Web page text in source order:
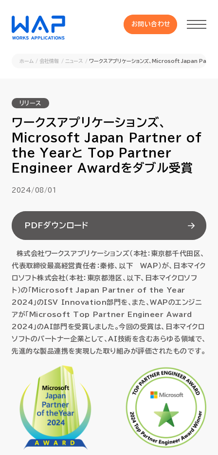
お問い合わせ
HUE 機能一覧
サービス
OXYGラインナップ
セミナー
お役立ち情報
会社情報
EN
ホーム 会社情報 ニュース ワークスアプリケーションズ、Microsoft Japan
リリース
ワークスアプリケーションズ、
Microsoft Japan Partner of
the Yearと Top Partner
Engineer Awardをダブル受賞
2024/08/01
PDFダウンロード
株式会社ワークスアプリケーションズ（本社：東京都千代田区、
代表取締役最高経営責任者：秦修、以下 WAP）が、日本マイク
ロソフト株式会社（本社：東京都港区、以下、日本マイクロソフ
ト）の「Microsoft Japan Partner of the Year
2024」のISV Innovation部門を、また、WAPのエンジニ
アが「Microsoft Top Partner Engineer Award
2024」のAI部門を受賞しました。今回の受賞は、日本マイクロ
ソフトのパートナー企業として、AI技術を含むあらゆる領域で、
先進的な製品連携を実現した取り組みが評価されたものです。
お問い合わせ